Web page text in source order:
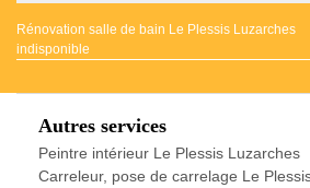
Rénovation salle de bain Le Plessis Luzarches
indisponible
Autres services
Peintre intérieur Le Plessis Luzarches
Carreleur, pose de carrelage Le